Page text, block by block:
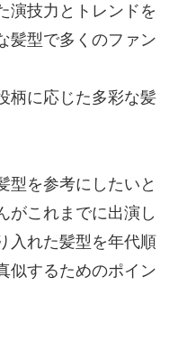
演技力とトレンドを
髪型で多くのファン
柄に応じた多彩な髪
型を参考にしたいと
がこれまでに出演し
入れた髪型を年代順
似するためのポイン